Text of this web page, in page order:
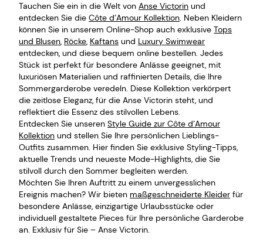
Tauchen Sie ein in die Welt von Anse Victorin und
entdecken Sie die Côte d’Amour Kollektion. Neben Kleidern
können Sie in unserem Online-Shop auch exklusive Tops
und Blusen, Röcke, Kaftans und Luxury Swimwear
entdecken, und diese bequem online bestellen. Jedes
Stück ist perfekt für besondere Anlässe geeignet, mit
luxuriösen Materialien und raffinierten Details, die Ihre
Sommergarderobe veredeln. Diese Kollektion verkörpert
die zeitlose Eleganz, für die Anse Victorin steht, und
reflektiert die Essenz des stilvollen Lebens.
Entdecken Sie unseren Style Guide zur Côte d’Amour
Kollektion und stellen Sie Ihre persönlichen Lieblings-
Outfits zusammen. Hier finden Sie exklusive Styling-Tipps,
aktuelle Trends und neueste Mode-Highlights, die Sie
stilvoll durch den Sommer begleiten werden.
Möchten Sie Ihren Auftritt zu einem unvergesslichen
Ereignis machen? Wir bieten maßgeschneiderte Kleider für
besondere Anlässe, einzigartige Urlaubsstücke oder
individuell gestaltete Pieces für Ihre persönliche Garderobe
an. Exklusiv für Sie – Anse Victorin.